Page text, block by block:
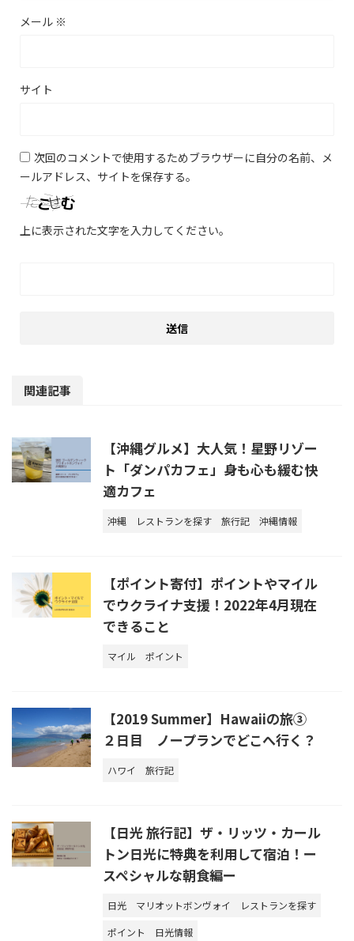
メール ※
サイト
次回のコメントで使用するためブラウザーに自分の名前、メ
ールアドレス、サイトを保存する。
上に表示された文字を入力してください。
関連記事
【沖縄グルメ】大人気！星野リゾー
ト「ダンパカフェ」身も心も緩む快
適カフェ
沖縄 レストランを探す 旅行記 沖縄情報
【ポイント寄付】ポイントやマイル
でウクライナ支援！2022年4月現在
できること
マイル ポイント
【2019 Summer】Hawaiiの旅③
２日目 ノープランでどこへ行く？
ハワイ 旅行記
【日光 旅行記】ザ・リッツ・カール
トン日光に特典を利用して宿泊！ー
スペシャルな朝食編ー
日光 マリオットボンヴォイ
レストランを探す
ポイント
日光情報